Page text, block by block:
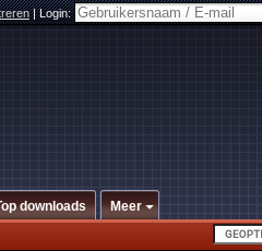
|Login:
downloads Meer